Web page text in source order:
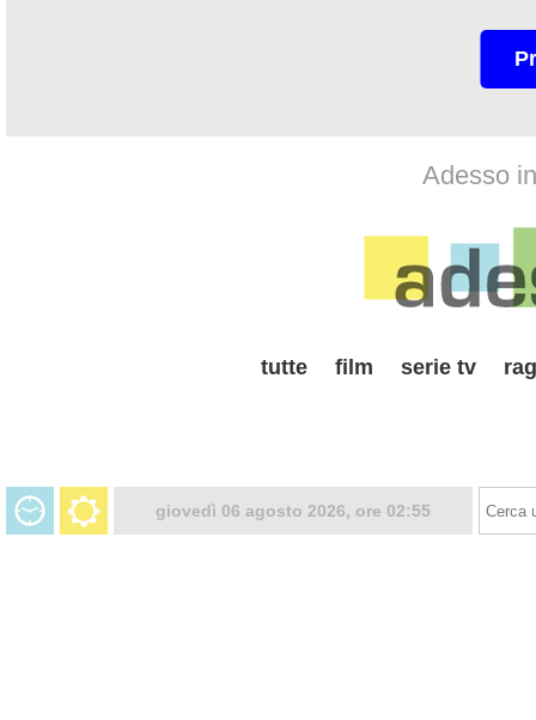
Adesso
tutte film serie tv
giovedì 06 agosto 2026, ore 02:55